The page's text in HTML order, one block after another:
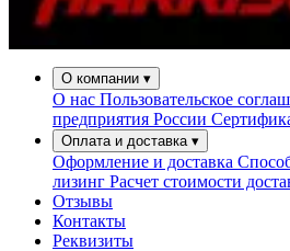
О компании ▾
О нас Пользовательское
предприятия России
Оплата и доставка ▾
Оформление и доставка
лизинг Расчет стоимости
Отзывы
Контакты
Реквизиты